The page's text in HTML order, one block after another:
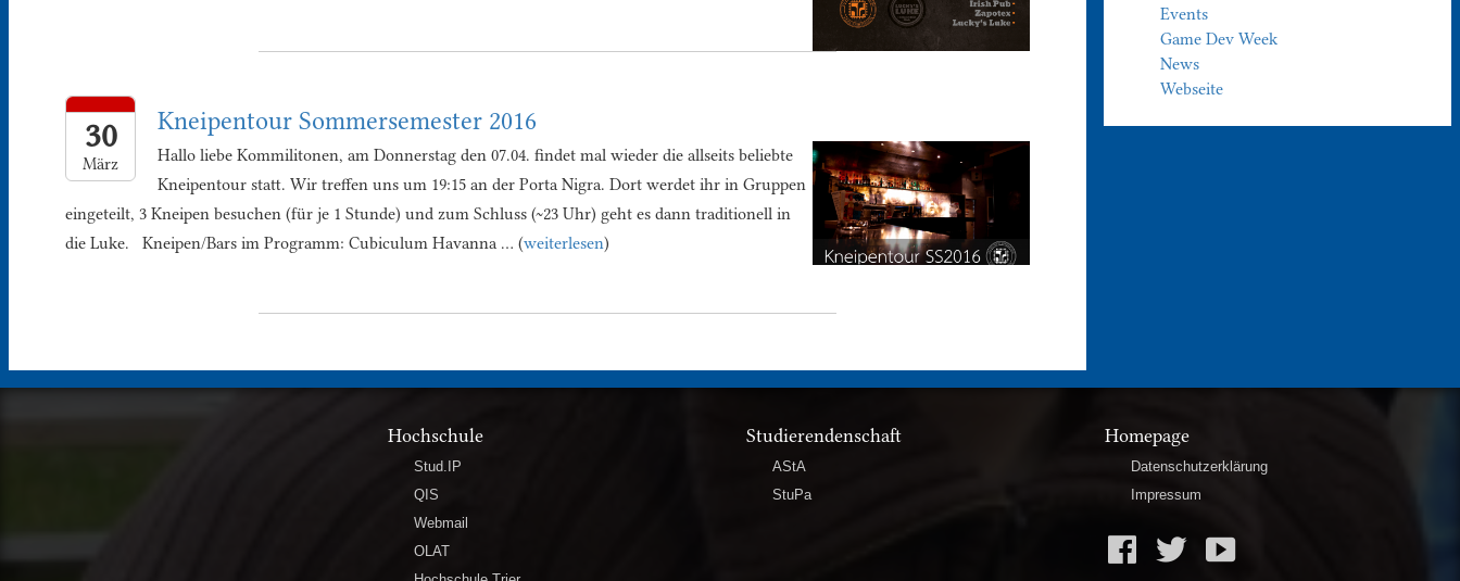
30
März
Kneipentour Sommersemester 2016
Hallo liebe Kommilitonen, am Donnerstag den 07.04. findet mal wieder die allseits beliebte
Kneipentour statt. Wir treffen uns um 19:15 an der Porta Nigra. Dort werdet ihr in Gruppen
eingeteilt, 3 Kneipen besuchen (für je 1 Stunde) und zum Schluss (~23 Uhr) geht es dann traditionell in
die Luke. Kneipen/Bars im Programm: Cubiculum Havanna … (weiterlesen)
Events
Game Dev Week
News
Webseite
Hochschule
Stud.IP
QIS
Webmail
OLAT
Studierendenschaft
AStA
StuPa
Homepage
Datenschutzerklärung
Impressum